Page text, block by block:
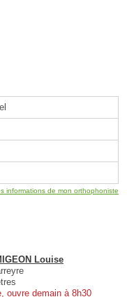
informations de mon orthophoniste
Louise
ouvre demain à 8h30